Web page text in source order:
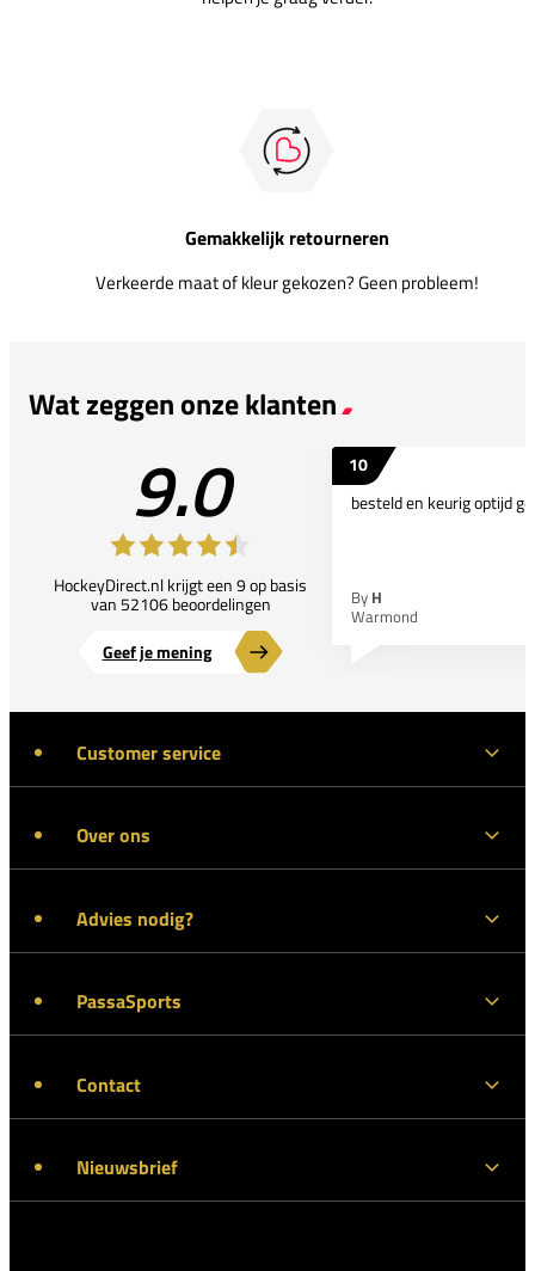
Gemakkelijk retourneren
Verkeerde maat of kleur gekozen? Geen probleem!
Wat zeggen onze klanten
9.0
HockeyDirect.nl krijgt een 9 op basis
van 52106 beoordelingen
Geef je mening
10
besteld en keurig optijd
By H
Warmond
Customer service
Over ons
Advies nodig?
PassaSports
Contact
Nieuwsbrief